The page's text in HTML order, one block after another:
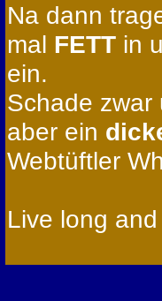
Na dann
mal FETTin
ein.
Schade zwar
aber ein
Webtüftler
Live long